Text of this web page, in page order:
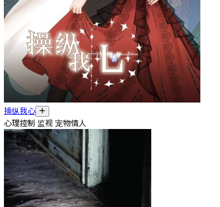
操纵我心
心理控制 监视 宠物情人